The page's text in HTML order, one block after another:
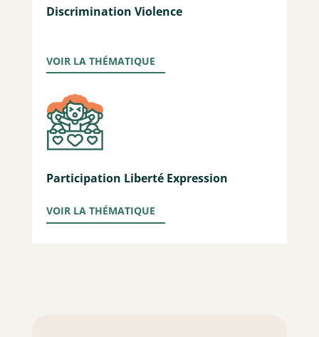
Discrimination Violence
VOIR LA THÉMATIQUE
Participation Liberté Expression
VOIR LA THÉMATIQUE